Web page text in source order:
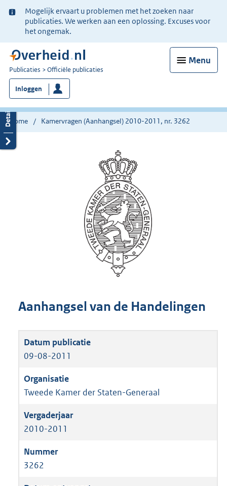
Ter
informatie:
Mogelijk ervaart u problemen met het zoeken naar
publicaties. We werken aan een oplossing. Excuses voor
het ongemak.
Menu
U
bent
nu
hier:
Publicaties Officiële publicaties
Inloggen
Home Kamervragen (Aanhangsel) 2010-2011, nr. 3262
Aanhangsel van de Handelingen
09-08-2011
Tweede Kamer der Staten-Generaal
2010-2011
3262